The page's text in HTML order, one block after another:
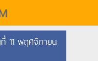
11 พฤศจิกายน